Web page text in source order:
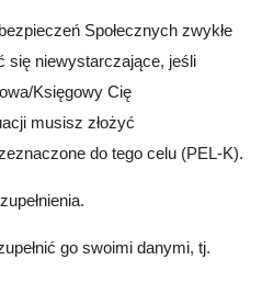
Społecznych zwykłe
się niewystarczające, jeśli
Księgowy Cię
musisz złożyć
do tego celu (PEL-K).
go swoimi danymi, tj.